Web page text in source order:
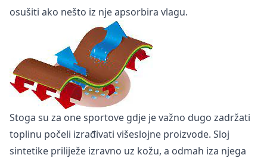
osušiti ako nešto iz nje apsorbira vlagu.
Stoga su za one sportove gdje je važno dugo zadržati
toplinu počeli izrađivati višeslojne proizvode. Sloj
sintetike priliježe izravno uz kožu, a odmah iza njega